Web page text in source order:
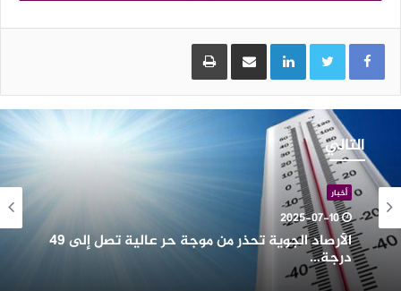
LinkedInمشاركة عبر البريد طباعة
التالي
موجة
حر
عالية
تصل
أخبار
2025-07-10
الأرصاد الجوية تحذر من موجة حر عالية تصل إلى 49
درجة…